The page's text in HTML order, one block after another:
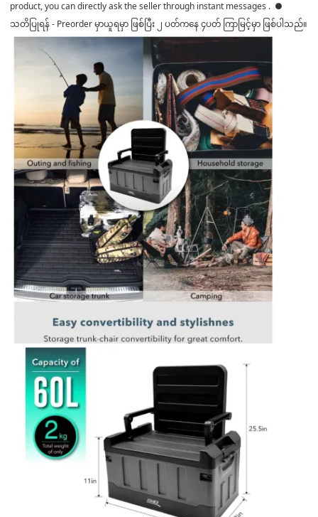
product, you can directly ask the seller through instant messages . ●
သတိပြုရန် - Preorder မှာယူရမှာ ဖြစ်ပြီး ၂ ပတ်ကနေ ၄ပတ် ကြာမြင့်မှာ ဖြစ်ပါသည်။